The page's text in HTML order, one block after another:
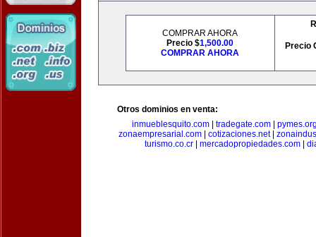
COMPRAR AHORA
Precio $1,500.00
COMPRAR AHORA
Precio
Otros dominios en venta:
inmueblesquito.com
tradegate.com
zonaempresarial.com| cotizaciones.net|
turismo.co.cr| mercadopropiedades.com|